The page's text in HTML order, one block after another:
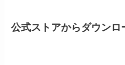
公式ストアからダウンロ